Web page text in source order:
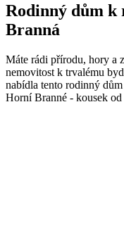
Rodinný dům
Branná
Máte rádi přírodu, hory a
nemovitost k trvalému
nabídla tento rodinný
Horní Branné - kousek